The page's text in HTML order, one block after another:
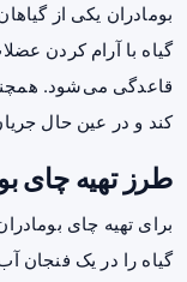
بومادران یکی از
گیاه با آرام کردن
قاعدگی می‌شود.
کند و در عین حال
طرز تهیه چای